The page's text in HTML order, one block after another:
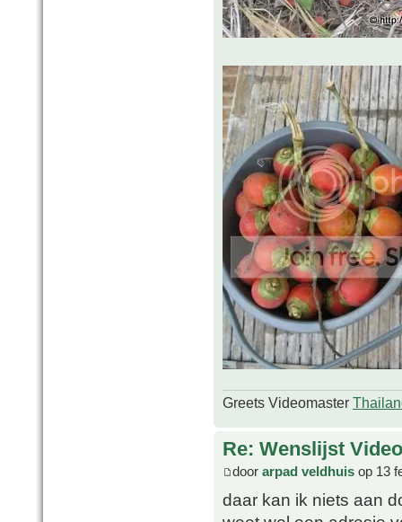
Greets Videomaster
Re: Wenslijst
door arpad veldhuis op 13
daar kan ik niets aan